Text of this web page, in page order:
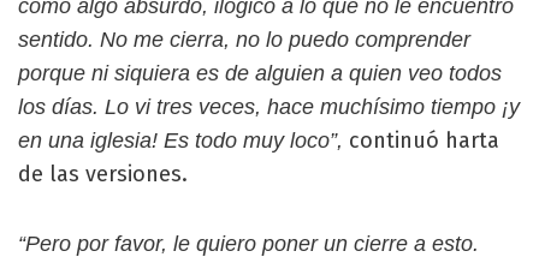
como algo absurdo, ilógico a lo que no le encuentro
sentido. No me cierra, no lo puedo comprender
porque ni siquiera es de alguien a quien veo todos
los días. Lo vi tres veces, hace muchísimo tiempo ¡y
en una iglesia! Es todo muy loco”, continuó harta
de las versiones.
“Pero por favor, le quiero poner un cierre a esto.